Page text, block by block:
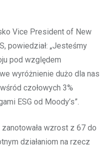
Vice President of New
powiedział: „Jesteśmy
pod względem
wyróżnienie dużo dla nas
czołowych 3%
ESG od Moody’s”.
wzrost z 67 do
działaniom na rzecz